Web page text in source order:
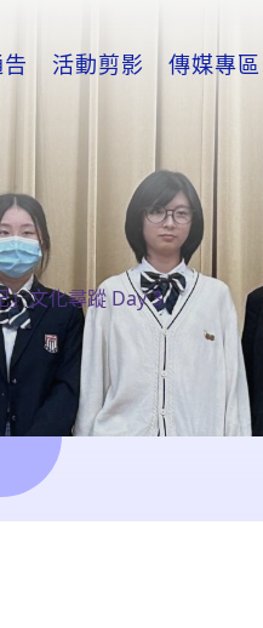
活動剪影 傳媒專區
」文化尋蹤 Day 3